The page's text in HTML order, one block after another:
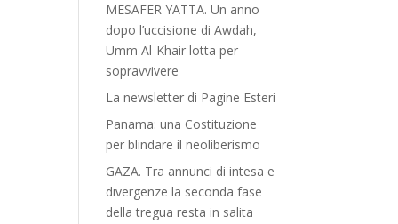
MESAFER YATTA. Un anno
dopo l’uccisione di Awdah,
Umm Al-Khair lotta per
sopravvivere
La newsletter di Pagine Esteri
Panama: una Costituzione
per blindare il neoliberismo
GAZA. Tra annunci di intesa e
divergenze la seconda fase
della tregua resta in salita